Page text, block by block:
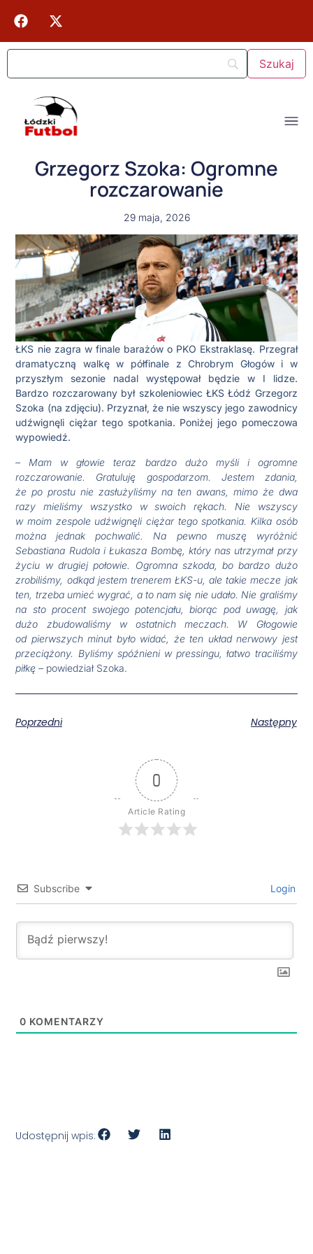
Grzegorz Szoka: Ogromne
rozczarowanie
29 maja, 2026
ŁKS nie zagra w finale barażów o PKO Ekstraklasę. Przegrał
dramatyczną walkę w półfinale z Chrobrym Głogów i w
przyszłym sezonie nadal występował będzie w I lidze.
Bardzo rozczarowany był szkoleniowiec ŁKS Łódź Grzegorz
Szoka (na zdjęciu). Przyznał, że nie wszyscy jego zawodnicy
udźwignęli ciężar tego spotkania. Poniżej jego pomeczowa
wypowiedź.
– Mam w głowie teraz bardzo dużo myśli i ogromne
rozczarowanie. Gratuluję gospodarzom. Jestem zdania,
że po prostu nie zasłużyliśmy na ten awans, mimo że dwa
razy mieliśmy wszystko w swoich rękach. Nie wszyscy
w moim zespole udźwignęli ciężar tego spotkania. Kilka osób
można jednak pochwalić. Na pewno muszę wyróżnić
Sebastiana Rudola i Łukasza Bombę, który nas utrzymał przy
życiu w drugiej połowie. Ogromna szkoda, bo bardzo dużo
zrobiliśmy, odkąd jestem trenerem ŁKS-u, ale takie mecze jak
ten, trzeba umieć wygrać, a to nam się nie udało. Nie graliśmy
na sto procent swojego potencjału, biorąc pod uwagę, jak
dużo zbudowaliśmy w ostatnich meczach. W Głogowie
od pierwszych minut było widać, że ten układ nerwowy jest
przeciążony. Byliśmy spóźnieni w pressingu, łatwo traciliśmy
piłkę – powiedział Szoka.
Poprzedni Następny
0
Article Rating
Subscribe Login
0 KOMENTARZY
Udostępnij wpis: